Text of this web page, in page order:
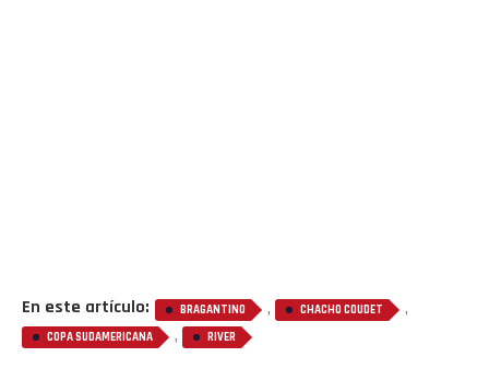
En este artículo: BRAGANTINO , CHACHO COUDET ,
COPA SUDAMERICANA , RIVER